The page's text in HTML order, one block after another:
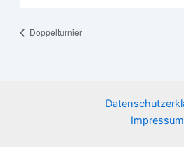
Doppelturnier
Impressum